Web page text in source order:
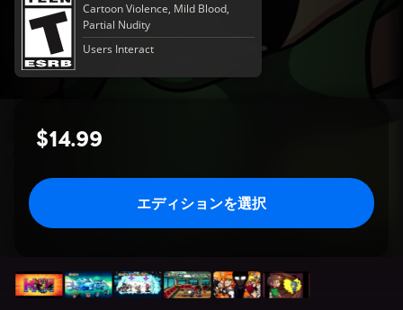
Cartoon Violence, Mild Blood,
Partial Nudity
Users Interact
$14.99
エディションを選択